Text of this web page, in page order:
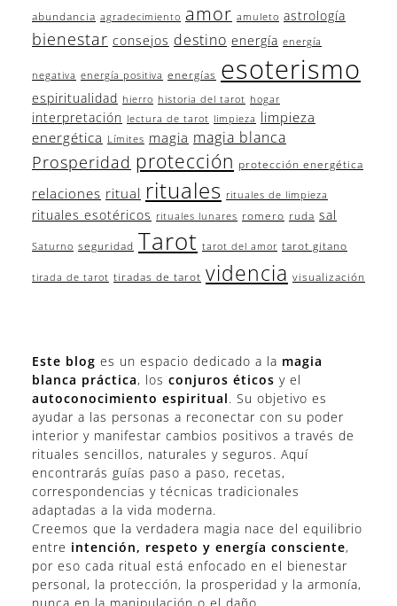
abundancia agradecimiento amor amuleto astrología
bienestar consejos destino energía energía
negativa energía positiva energías esoterismo
espiritualidad hierro historia del tarot hogar
interpretación lectura de tarot limpieza limpieza
energética Límites magia magia blanca
Prosperidad protección protección energética
relaciones ritual rituales rituales de limpieza
rituales esotéricos rituales lunares romero ruda sal
Saturno seguridad Tarot tarot del amor tarot gitano
tirada de tarot tiradas de tarot videncia visualización
Este blog es un espacio dedicado a la magia
blanca práctica, los conjuros éticos y el
autoconocimiento espiritual. Su objetivo es
ayudar a las personas a reconectar con su poder
interior y manifestar cambios positivos a través de
rituales sencillos, naturales y seguros. Aquí
encontrarás guías paso a paso, recetas,
correspondencias y técnicas tradicionales
adaptadas a la vida moderna.
Creemos que la verdadera magia nace del equilibrio
entre intención, respeto y energía consciente,
por eso cada ritual está enfocado en el bienestar
personal, la protección, la prosperidad y la armonía,
nunca en la manipulación o el daño.